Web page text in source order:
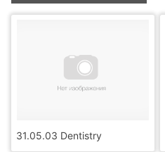
31.05.03 Dentistry